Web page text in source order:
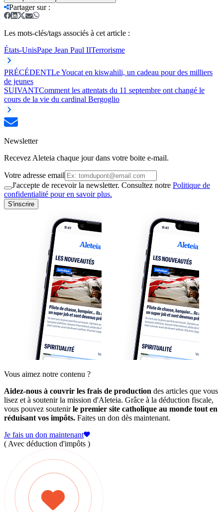
Partager sur:
Les mots-clés/tags associés à cet article :
États-UnisPape Jean Paul IITerrorisme
PRÉCÉDENTLe Youcat en kiswahili, un cadeau pour des milliers
de jeunes
SUIVANTComment les attentats du 11 septembre ont changé le
cours de la vie du cardinal Bergoglio
Newsletter
Recevez Aleteia chaque jour dans votre boite e-mail.
Votre adresse email
J'accepte de recevoir la newsletter. Consultez notre Politique de
confidentialité pour en savoir plus.
S'inscrire
Vous aimez notre contenu ?
Aidez-nous à couvrir les frais de production des articles que vous
lisez et à soutenir la mission d'Aleteia. Grâce à la déduction fiscale,
vous pouvez soutenirle premier site catholique au monde tout en
réduisant vos impôts. Faites un don dès maintenant.
Je fais un don maintenant
( Avec déduction d'impôts )